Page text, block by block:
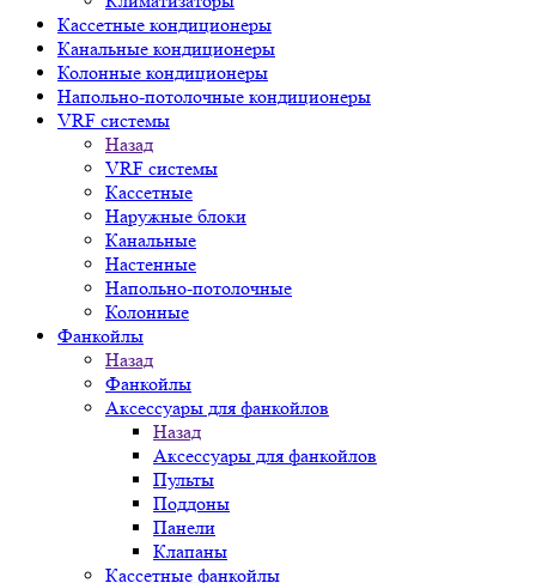
Кассетные кондиционеры
Канальные кондиционеры
Колонные кондиционеры
Напольно-потолочные кондиционеры
VRF системы
Назад
VRF системы
Кассетные
Наружные блоки
Канальные
Настенные
Напольно-потолочные
Колонные
Фанкойлы
Назад
Фанкойлы
Аксессуары для фанкойлов
Назад
Аксессуары для фанкойлов
Пульты
Поддоны
Панели
Клапаны
Кассетные фанкойлы